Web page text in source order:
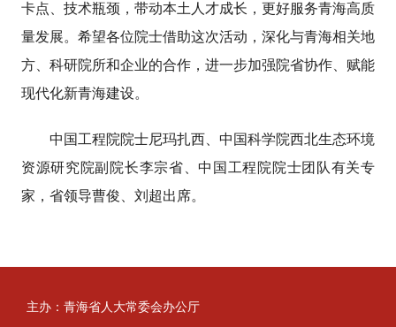
卡点、技术瓶颈，带动本土人才成长，更好服务青海高质
量发展。希望各位院士借助这次活动，深化与青海相关地
方、科研院所和企业的合作，进一步加强院省协作、赋能
现代化新青海建设。
中国工程院院士尼玛扎西、中国科学院西北生态环境
资源研究院副院长李宗省、中国工程院院士团队有关专
家，省领导曹俊、刘超出席。
主办：青海省人大常委会办公厅